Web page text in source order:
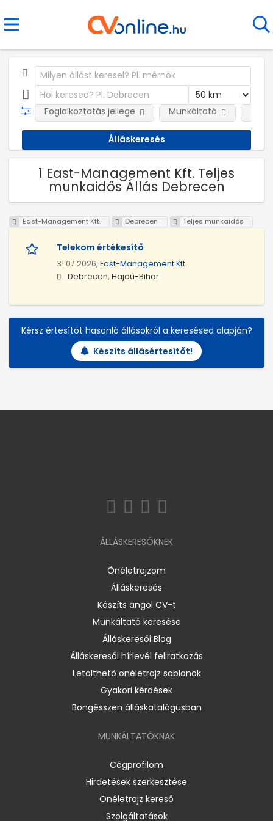
Foglalkoztatás jellege Munkáltató
1 East-Management Kft. Teljes
munkaidős Állás Debrecen
East-Management Kft. Debrecen Teljes munkaidős
Telekom értékesítő
31.07.2026, East-Management Kft.
Debrecen, Hajdú-Bihar
Kérsz értesítőt hasonló állásokról a keresésed alapján?
Készíts állásértesítőt!
ÁLLÁSKERESŐKNEK
Önéletrajzom
Álláskeresés
Készíts angol CV-t
Munkáltató keresése
Álláskeresői Blog
Álláskeresői hírlevél feliratkozás
Letölthető önéletrajz sablonok
Gyakori kérdések
Böngésszen álláskatalógusban
MUNKÁLTATÓKNAK
Cégprofilom
Hirdetések szerkesztése
Önéletrajz kereső
Szolgáltatások